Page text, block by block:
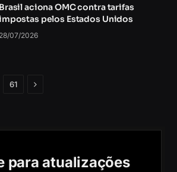
Brasil aciona OMC contra tarifas
pelos Estados Unidos
28/07/2026
61 Próximo
para atualizações